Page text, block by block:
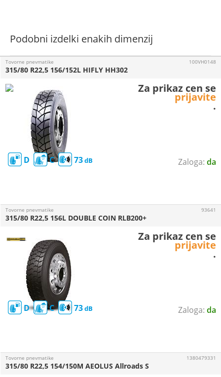
Podobni izdelki enakih dimenzij
da
Tovorne pnevmatike
D C 73
315/80 R22,5 156/152L HIFLY HH302
100VH0148
Za prikaz cen se
prijavite
.
da
Tovorne pnevmatike
D C 73
315/80 R22,5 156L DOUBLE COIN RLB200+
93641
Za prikaz cen se
prijavite
.
Tovorne pnevmatike
315/80 R22,5 154/150M AEOLUS Allroads S
1380479331